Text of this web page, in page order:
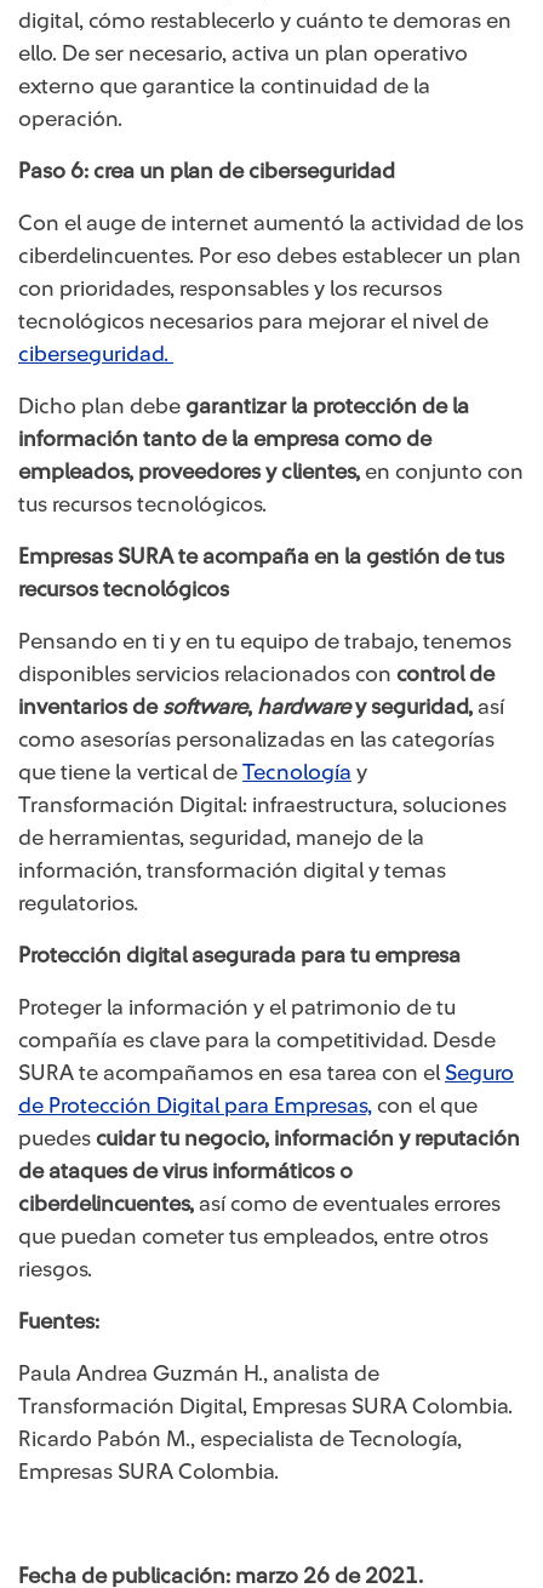
digital, cómo restablecerlo y cuánto te demoras en
ello. De ser necesario, activa un plan operativo
externo que garantice la continuidad de la
operación.
Paso 6: crea un plan de ciberseguridad
Con el auge de internet aumentó la actividad de los
ciberdelincuentes. Por eso debes establecer un plan
con prioridades, responsables y los recursos
tecnológicos necesarios para mejorar el nivel de
ciberseguridad.
Dicho plan debe garantizar la protección de la
información tanto de la empresa como de
empleados, proveedores y clientes, en conjunto con
tus recursos tecnológicos.
Empresas SURA te acompaña en la gestión de tus
recursos tecnológicos
Pensando en ti y en tu equipo de trabajo, tenemos
disponibles servicios relacionados con control de
inventarios de software, hardwarey seguridad, así
como asesorías personalizadas en las categorías
que tiene la vertical de Tecnología y
Transformación Digital: infraestructura, soluciones
de herramientas, seguridad, manejo de la
información, transformación digital y temas
regulatorios.
Protección digital asegurada para tu empresa
Proteger la información y el patrimonio de tu
compañía es clave para la competitividad. Desde
SURA te acompañamos en esa tarea con el Seguro
de Protección Digital para Empresas, con el que
puedes cuidar tu negocio, información y reputación
de ataques de virus informáticos o
ciberdelincuentes, así como de eventuales errores
que puedan cometer tus empleados, entre otros
riesgos.
Fuentes:
Paula Andrea Guzmán H., analista de
Transformación Digital, Empresas SURA Colombia.
Ricardo Pabón M., especialista de Tecnología,
Empresas SURA Colombia.
Fecha de publicación: marzo 26 de 2021.